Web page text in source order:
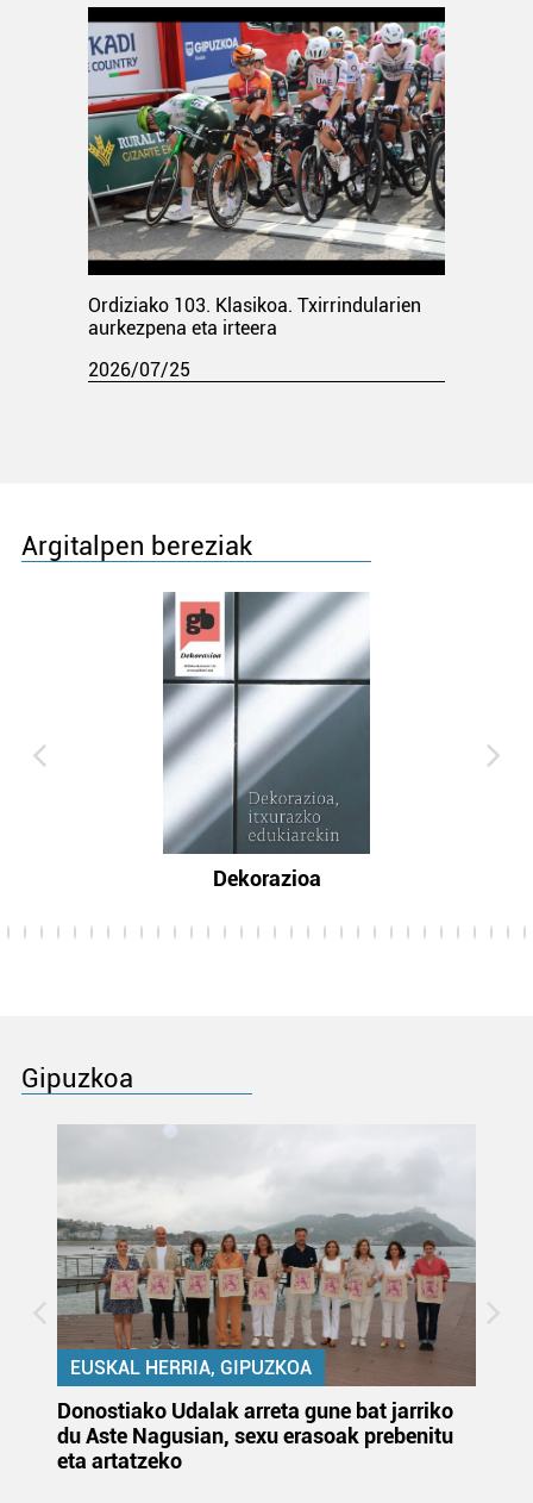
Ordiziako 103. Klasikoa. Txirrindularien
aurkezpena eta irteera
2026/07/25
Argitalpen bereziak
Dekorazioa
Gipuzkoa
EUSKAL HERRIA, GIPUZKOA
Donostiako Udalak arreta gune bat jarriko
du Aste Nagusian, sexu erasoak prebenitu
eta artatzeko